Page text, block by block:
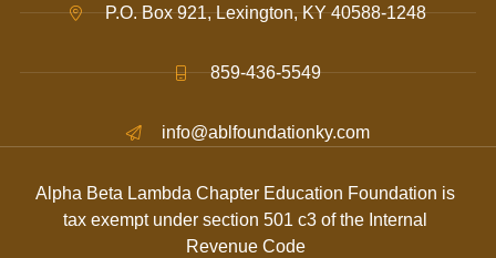
P.O. Box 921, Lexington, KY 40588-1248
859-436-5549
info@ablfoundationky.com
Alpha Beta Lambda Chapter Education Foundation is
tax exempt under section 501 c3 of the Internal
Revenue Code